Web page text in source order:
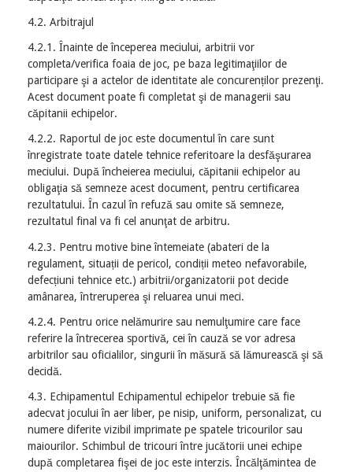
4.2. Arbitrajul
4.2.1. Înainte de începerea meciului, arbitrii vor
completa/verifica foaia de joc, pe baza legitimaţiilor de
participare şi a actelor de identitate ale concurenților prezenţi.
Acest document poate fi completat şi de managerii sau
căpitanii echipelor.
4.2.2. Raportul de joc este documentul în care sunt
înregistrate toate datele tehnice referitoare la desfăşurarea
meciului. După încheierea meciului, căpitanii echipelor au
obligaţia să semneze acest document, pentru certificarea
rezultatului. În cazul în refuză sau omite să semneze,
rezultatul final va fi cel anunţat de arbitru.
4.2.3. Pentru motive bine întemeiate (abateri de la
regulament, situații de pericol, condiții meteo nefavorabile,
defecțiuni tehnice etc.) arbitrii/organizatorii pot decide
amânarea, întreruperea şi reluarea unui meci.
4.2.4. Pentru orice nelămurire sau nemulţumire care face
referire la întrecerea sportivă, cei în cauză se vor adresa
arbitrilor sau oficialilor, singurii în măsură să lămurească şi să
decidă.
4.3. Echipamentul Echipamentul echipelor trebuie să fie
adecvat jocului în aer liber, pe nisip, uniform, personalizat, cu
numere diferite vizibil imprimate pe spatele tricourilor sau
maiourilor. Schimbul de tricouri între jucătorii unei echipe
după completarea fişei de joc este interzis. Încălţămintea de